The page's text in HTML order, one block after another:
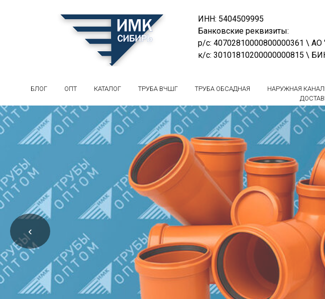
ИНН: 5404509995
Банковские реквизиты:
р/с: 40702810000800000361 \
к/с: 30101810200000000815 \
БЛОГ ОПТ КАТАЛОГ ТРУБА ВЧШГ ТРУБА ОБСАДНАЯ НАРУЖНАЯ
‹